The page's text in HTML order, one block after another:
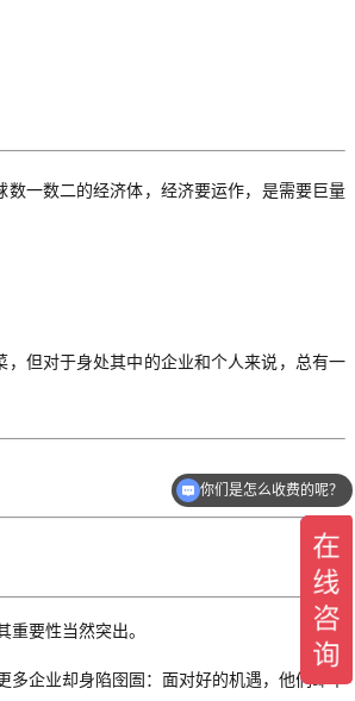
数一数二的经济体 ，经济要运作，是需要巨量
但对于身处其中的企业和个人来说，总有一
重要性当然突出。
多企业却身陷囹圄：面对好的机遇，他们却不
你们是怎么收费的呢？